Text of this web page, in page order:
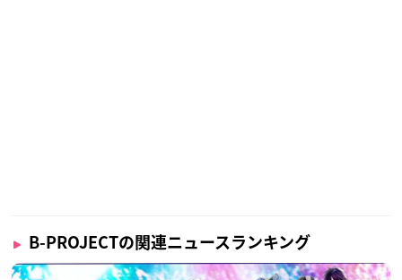
B-PROJECTの関連ニュースランキング